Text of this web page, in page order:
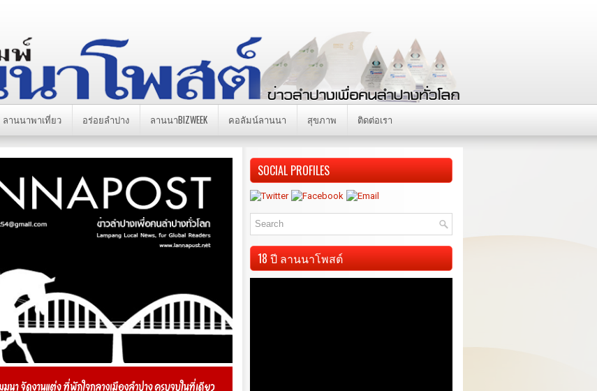
ลานนาพาเที่ยว อร่อยลำปาง ลานนาBIZWEEK คอลัมน์ลานนา สุขภาพ ติดต่อเรา
SOCIAL PROFILES
18 ปี ลานนาโพสต์